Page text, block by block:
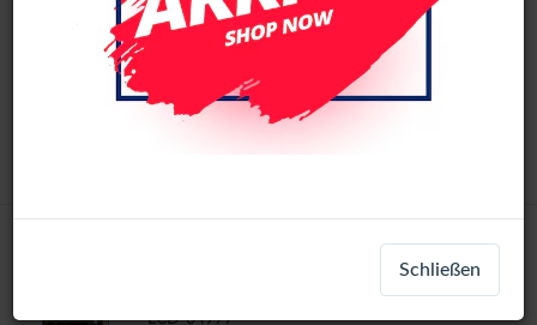
Assembly with Frame (Black)
Xiaomi 13T + 1
Xiaomi Mi 13T /13T Pro (Ori) LCD Display
Assembly No Frame (All Colors)
LCD-64977
Schließen